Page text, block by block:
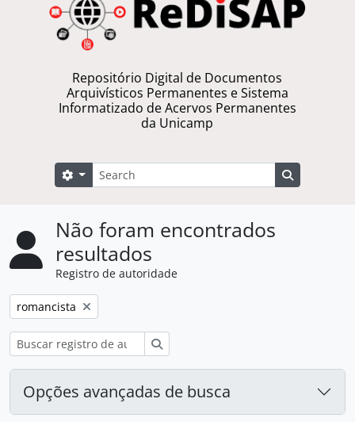
Repositório Digital de Documentos
Arquivísticos Permanentes e Sistema
Informatizado de Acervos Permanentes
da Unicamp
Buscar
Opções de busca
Não foram encontrados
resultados
Registro de autoridade
Remover filtro:
romancista
Opções avançadas de busca